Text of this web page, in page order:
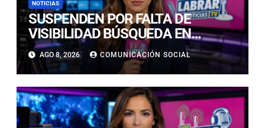
NOTICIAS
SUSPENDEN POR FALTA DE
VISIBILIDAD BÚSQUEDA EN
CALDERILLA: OPERATIVO SE
RETOMARÁ ESTE DOMINGO
AGO 8, 2026 COMUNICACIÓN SOCIAL